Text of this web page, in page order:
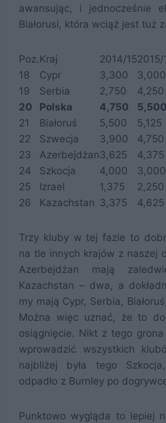
awansując, i jednocześnie
Białorusi, która wciąż jest tuż
Poz. Kraj 2014/152015/
18
Cypr 3,300 3,000
19
Serbia 2,750 4,250
20
Polska 4,750 5,500
21
Białoruś 5,500 5,125
22
Szwecja 3,900 4,750
23
Azerbejdżan3,625 4,375
24
Szkocja 4,000 3,000
25
Izrael 1,375 2,250
26
Kazachstan 3,375 4,625
Trzy kluby w tej fazie to
na tle innych krajów z naszej
Azerbejdżan mają
Kazachstan – dwa, a
my mają Cypr, Serbia,
Można więc uznać, że to
osiągnięcie. Nikt z tego
wprowadzić wszystkich
najbliżej była tego
odpadło z Burnley po
Punktowo wygląda to lepiej